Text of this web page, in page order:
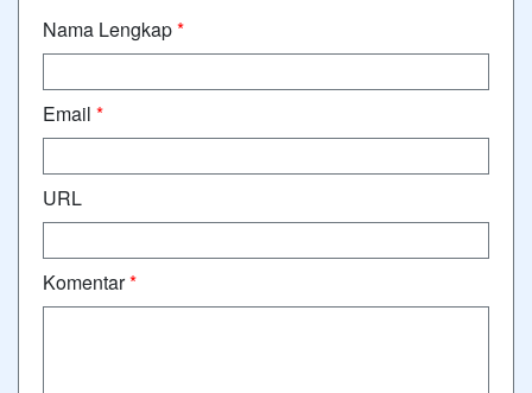
Nama Lengkap*
Email *
URL
Komentar*